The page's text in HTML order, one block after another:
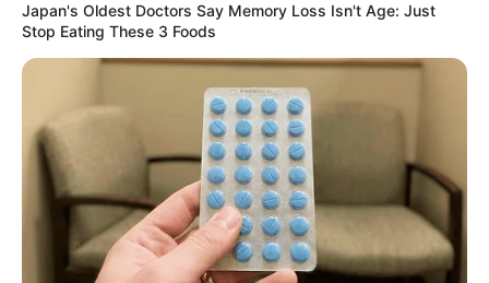
If You Owe $20,000 Across 4 Credit Cards, Stop
Sending 4 Separate Checks
Japan's Oldest Doctors Say Memory Loss Isn't Age: Just
Stop Eating These 3 Foods